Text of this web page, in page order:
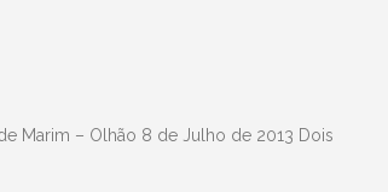
Marim – Olhão 8 de Julho de 2013 Dois